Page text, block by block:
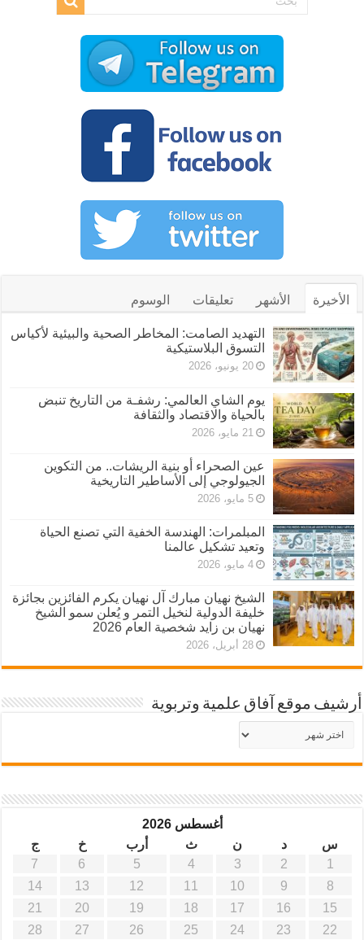
الأخيرة الأشهر تعليقات الوسوم
التهديد الصامت: المخاطر الصحية والبيئية لأكياس
التسوق البلاستيكية
20 يونيو، 2026
يوم الشاي العالمي: رشفـة من التاريخ تنبض
بالحياة والاقتصاد والثقافة
21 مايو، 2026
عين الصحراء أو بنية الريشات.. من التكوين
الجيولوجي إلى الأساطير التاريخية
5 مايو، 2026
المبلمرات: الهندسة الخفية التي تصنع الحياة
وتعيد تشكيل عالمنا
4 مايو، 2026
الشيخ نهيان مبارك آل نهيان يكرم الفائزين بجائزة
خليفة الدولية لنخيل التمر و يُعلن سمو الشيخ
نهيان بن زايد شخصية العام 2026
28 أبريل، 2026
أرشيف موقع آفاق علمية وتربوية
أرشيف
موقع
أغسطس 2026
س
د ن ث أرب خ
ج
1
2
3
4
5
6
7
8
9
10
11
12
13
14
15
16
17
18
19
20
21
22
23
24
25
26
27
28